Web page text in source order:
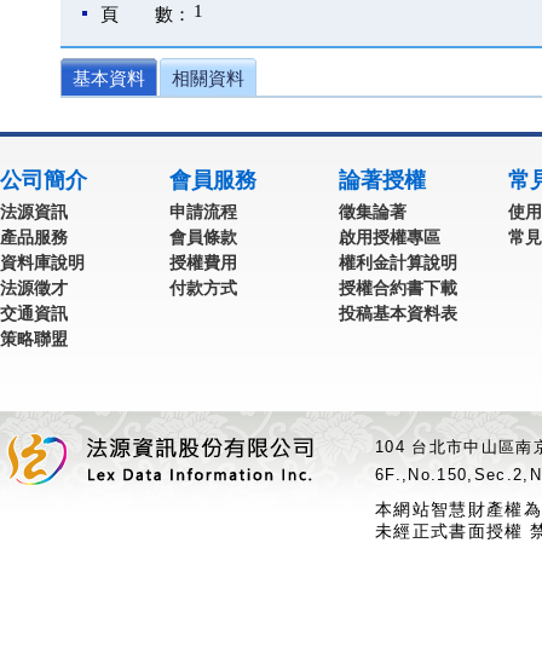
頁 數： 1
基本資料 相關資料
公司簡介
法源資訊
產品服務
資料庫說明
法源徵才
交通資訊
策略聯盟
會員服務
申請流程
會員條款
授權費用
付款方式
論著授權
徵集論著
啟用授權專區
權利金計算說明
授權合約書下載
投稿基本資料表
常
使
常
104 台北市中山區
本網站智慧財產權
未經正式書面授權